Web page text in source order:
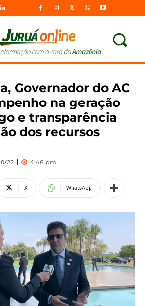
Governador do AC
na geração
e transparência
dos recursos
22 4:46 pm
X WhatsApp